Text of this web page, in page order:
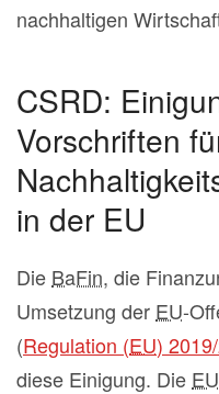
nachhaltigen
CSRD:
Vorschriften
in der EU
Die BaFin, die
Umsetzung der EU-
(Regulation (EU)
diese Einigung. Die EU